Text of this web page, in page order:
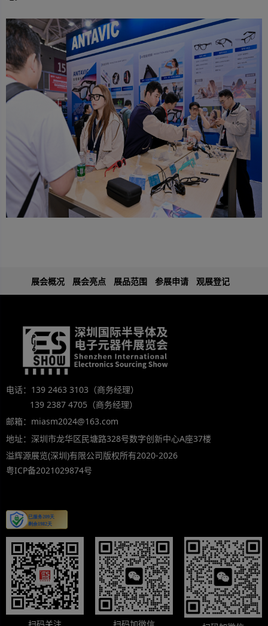
展会概况 展会亮点 展品范围 参展申请 观展登记
电话：139 2463 3103（商务经理）
139 2387 4705（商务经理）
邮箱：miasm2024@163.com
地址：深圳市龙华区民塘路328号数字创新中心A座37楼
溢辉源展览(深圳)有限公司版权所有2020-2026
粤ICP备2021029874号